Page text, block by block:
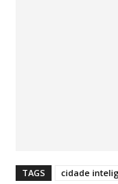
TAGS cidade